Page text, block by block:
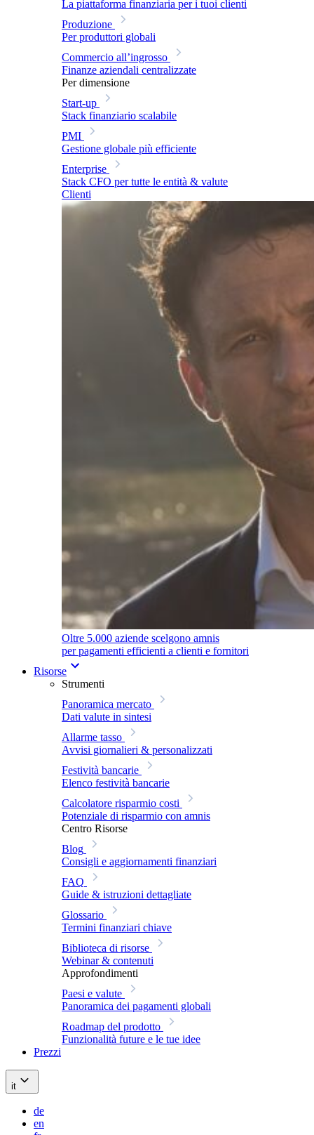
La piattaforma finanziaria per i tuoi clienti
Produzione
Per produttori globali
Commercio all’ingrosso
Finanze aziendali centralizzate
Per dimensione
Start-up
Stack finanziario scalabile
PMI
Gestione globale più efficiente
Enterprise
Stack CFO per tutte le entità & valute
Clienti
Oltre 5.000 aziende scelgono amnis
per pagamenti efficienti a clienti e fornitori
Risorse
Strumenti
Panoramica mercato
Dati valute in sintesi
Allarme tasso
Avvisi giornalieri & personalizzati
Festività bancarie
Elenco festività bancarie
Calcolatore risparmio costi
Potenziale di risparmio con amnis
Centro Risorse
Blog
Consigli e aggiornamenti finanziari
FAQ
Guide & istruzioni dettagliate
Glossario
Termini finanziari chiave
Biblioteca di risorse
Webinar & contenuti
Approfondimenti
Paesi e valute
Panoramica dei pagamenti globali
Roadmap del prodotto
Funzionalità future e le tue idee
Prezzi
it
de
en